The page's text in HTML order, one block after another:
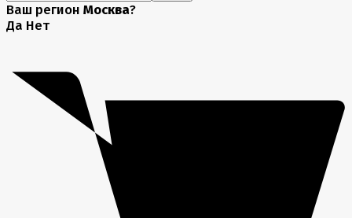
Ваш регион Москва?
Да Нет